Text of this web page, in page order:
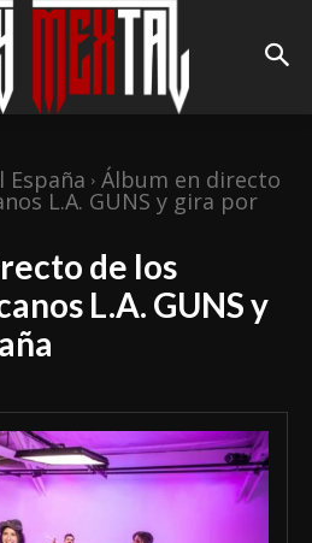
España Álbum en directo
L.A. GUNS y gira por
de los
L.A. GUNS y